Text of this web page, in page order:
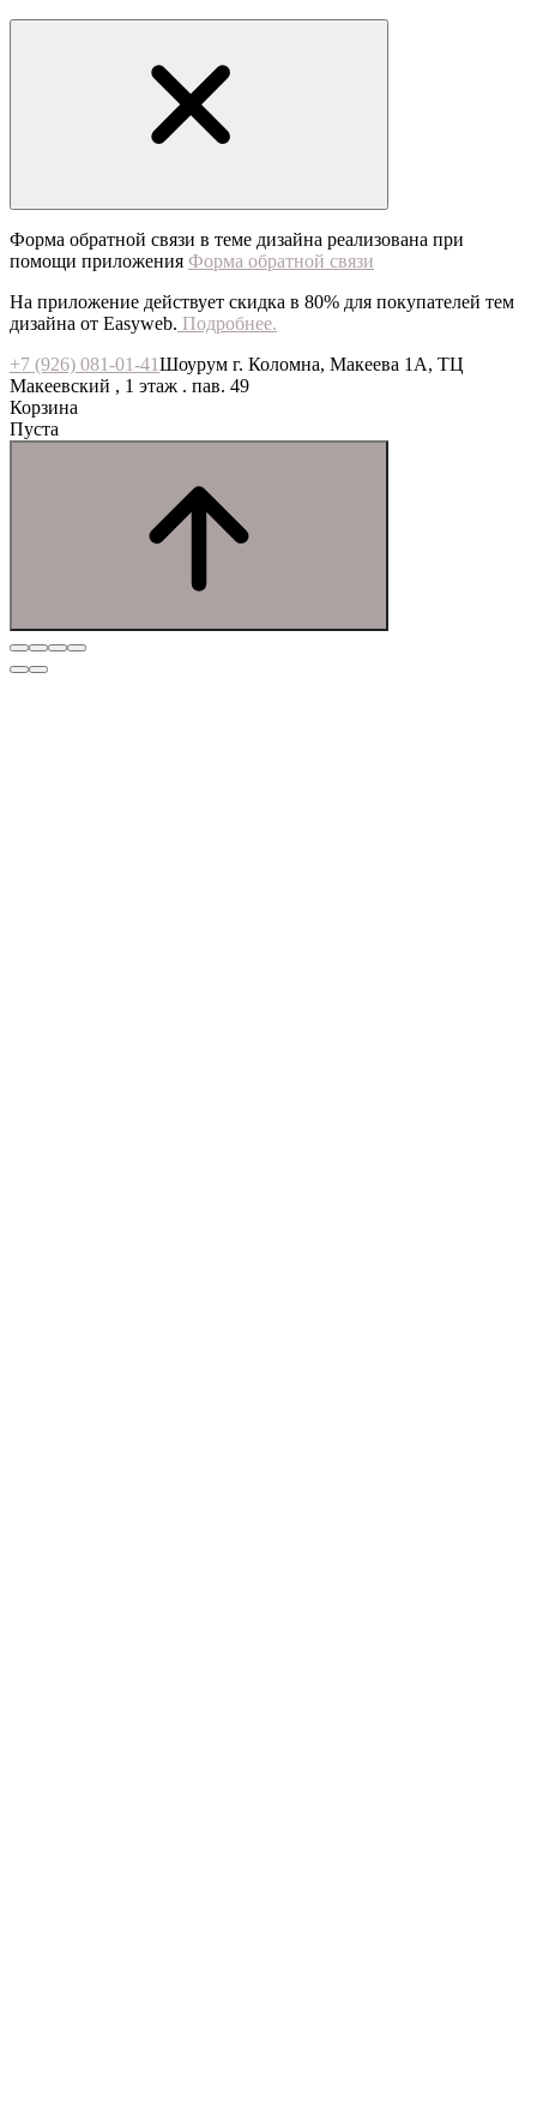
Форма обратной связи в теме дизайна реализована при
помощи приложения Форма обратной связи
На приложение действует скидка в 80% для покупателей тем
дизайна от Easyweb. Подробнее.
+7 (926) 081-01-41Шоурум г. Коломна, Макеева 1А, ТЦ
Макеевский , 1 этаж . пав. 49
Корзина
Пуста